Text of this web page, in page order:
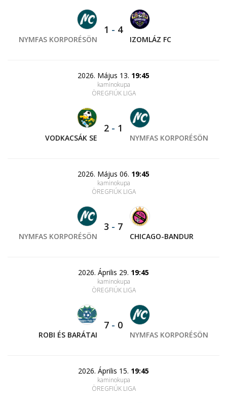
NYMFAS KORPORÉSÖN
1 - 4
IZOMLÁZ FC
2026. Május 13. 19:45
kaminokupa
ÖREGFIÚK LIGA
VODKACSÁK SE
2 - 1
NYMFAS KORPORÉSÖN
2026. Május 06. 19:45
kaminokupa
ÖREGFIÚK LIGA
NYMFAS KORPORÉSÖN
3 - 7
CHICAGO-BANDUR
2026. Április 29. 19:45
kaminokupa
ÖREGFIÚK LIGA
ROBI ÉS BARÁTAI
7 - 0
NYMFAS KORPORÉSÖN
2026. Április 15. 19:45
kaminokupa
ÖREGFIÚK LIGA